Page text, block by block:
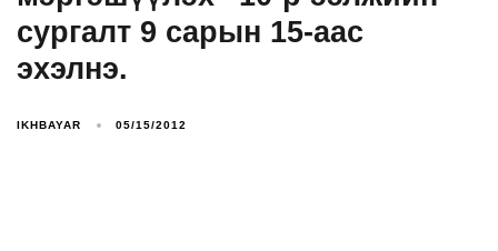
сургалт 9 сарын 15-аас
эхэлнэ.
IKHBAYAR 05/15/2012